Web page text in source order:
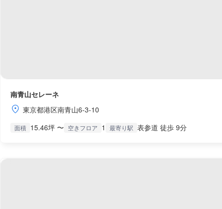
南青山セレーネ
東京都港区南青山6-3-10
面積 15.46坪 〜 空きフロア 1 最寄り駅 表参道 徒歩 9分